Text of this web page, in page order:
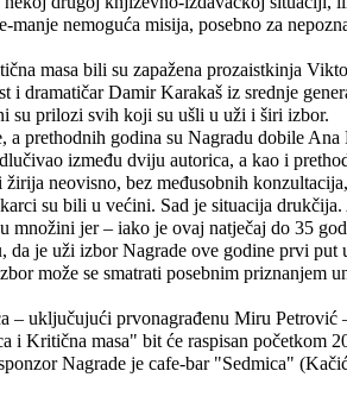
manje nemoguća misija, posebno za
masa bili su zapažena prozaistkinja
i dramatičar Damir Karakaš iz srednje
su prilozi svih koji su ušli u uži i širi izbor.
a prethodnih godina su Nagradu dobile
između dviju autorica, a kao i
neovisno, bez međusobnih
su bili u većini. Sad je situacija
množini jer – iako je ovaj natječaj do 35
da je uži izbor Nagrade ove godine prvi
može se smatrati posebnim priznanjem
– uključujući prvonagrađenu Miru
i Kritična masa" bit će raspisan početkom
Nagrade je cafe-bar "Sedmica"